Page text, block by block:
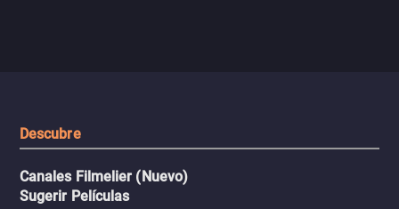
Descubre
Canales Filmelier (Nuevo)
Sugerir Películas